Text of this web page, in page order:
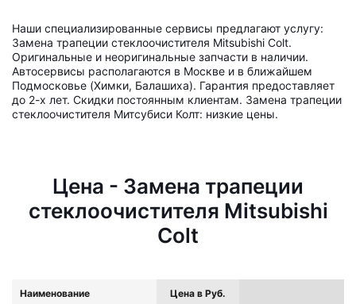
Наши специализированные сервисы предлагают услугу:
Замена трапеции стеклоочистителя Mitsubishi Colt.
Оригинальные и неоригинальные запчасти в наличии.
Автосервисы располагаются в Москве и в ближайшем
Подмосковье (Химки, Балашиха). Гарантия предоставляет
до 2-х лет. Скидки постоянным клиентам. Замена трапеции
стеклоочистителя Митсубиси Колт: низкие цены.
Цена - Замена трапеции
стеклоочистителя Mitsubishi
Colt
Наименование Цена в Руб.